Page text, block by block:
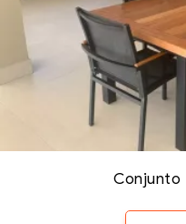
Conjunto